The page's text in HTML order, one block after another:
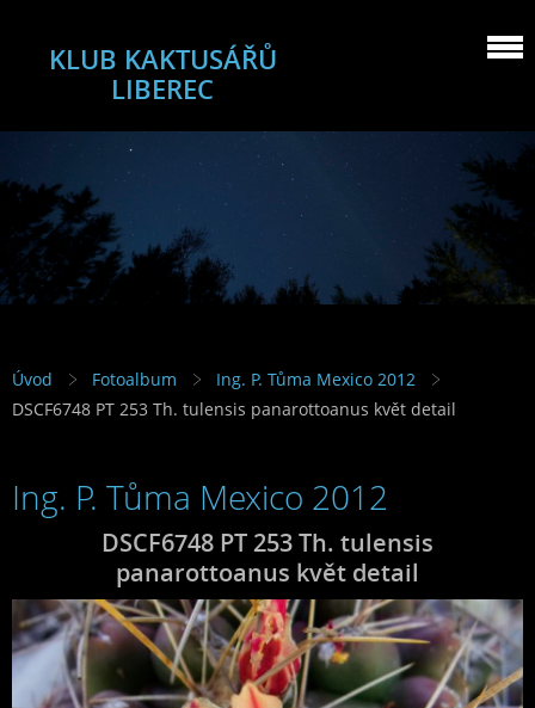
KLUB KAKTUSÁŘŮ
LIBEREC
Úvod Fotoalbum
Ing. P. Tůma Mexico 2012
DSCF6748 PT 253 Th. tulensis panarottoanus květ detail
Ing. P. Tůma Mexico 2012
DSCF6748 PT 253 Th. tulensis
panarottoanus květ detail